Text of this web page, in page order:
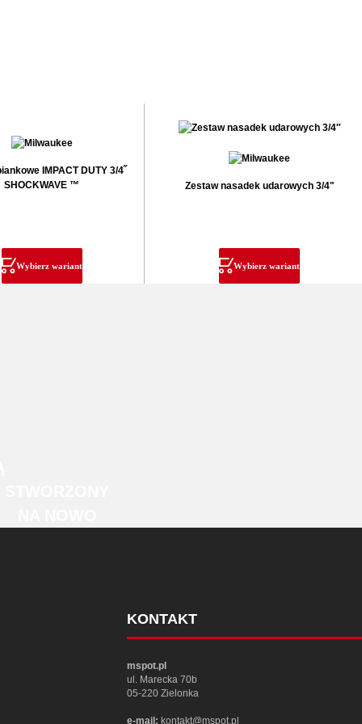
IMPACT DUTY 3/4˝
SHOCKWAVE ™
Wybierz wariant
Zestaw nasadek udarowych 3/4"
Wybierz wariant
KONTAKT
mspot.pl
ul. Marecka 70b
05-220 Zielonka
e-mail: kontakt@mspot.pl